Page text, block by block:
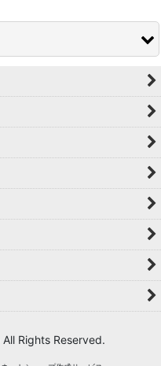
Rights Reserved.